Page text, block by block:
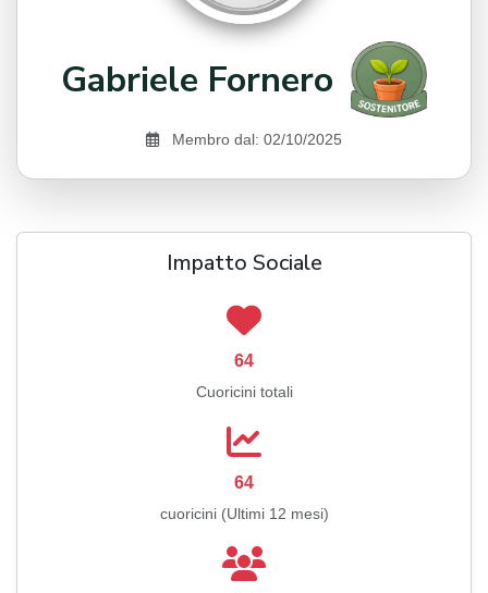
Gabriele Fornero
Membro dal: 02/10/2025
Impatto Sociale
64
Cuoricini totali
64
cuoricini (Ultimi 12 mesi)